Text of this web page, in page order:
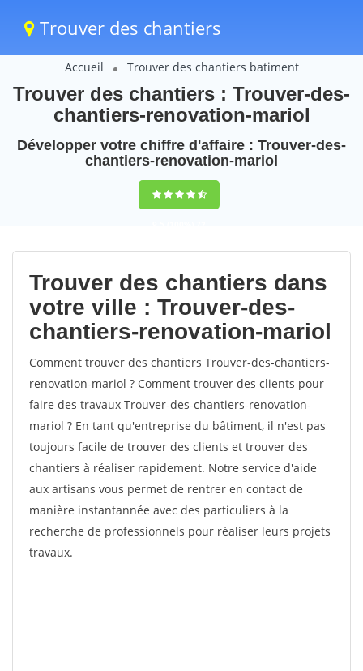
Trouver des chantiers
Accueil Trouver des chantiers batiment
Trouver des chantiers : Trouver-des-
chantiers-renovation-mariol
Développer votre chiffre d'affaire : Trouver-des-
chantiers-renovation-mariol
9,5(100%)72
votes
Trouver des chantiers dans
votre ville : Trouver-des-
chantiers-renovation-mariol
Comment trouver des chantiers Trouver-des-chantiers-
renovation-mariol ? Comment trouver des clients pour
faire des travaux Trouver-des-chantiers-renovation-
mariol ? En tant qu'entreprise du bâtiment, il n'est pas
toujours facile de trouver des clients et trouver des
chantiers à réaliser rapidement. Notre service d'aide
aux artisans vous permet de rentrer en contact de
manière instantannée avec des particuliers à la
recherche de professionnels pour réaliser leurs projets
travaux.